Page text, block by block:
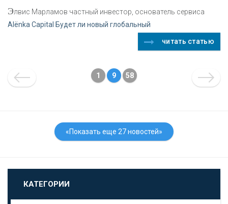
Элвис Марламов частный инвестор, основатель сервиса
Alёnka Capital Будет ли новый глобальный
читать статью
1 9 58
«Показать еще 27 новостей»
КАТЕГОРИИ